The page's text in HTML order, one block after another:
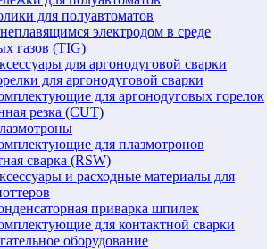
для полуавтоматов
электродом в среде
газов (TIG)
для аргонодуговой сварки
для аргонодуговой сварки
для аргонодуговых горелок
резка (CUT)
для плазмотронов
сварка (RSW)
и расходные материалы для
приварка шпилек
для контактной сварки
оборудование